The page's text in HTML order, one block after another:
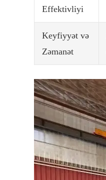
Effektivliyi
Keyfiyyət və
Zəmanət